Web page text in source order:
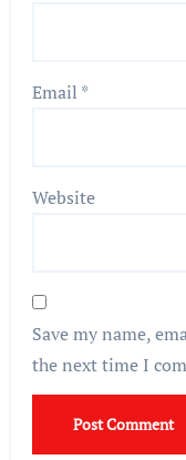
Email *
Website
Save my name,
the next time I